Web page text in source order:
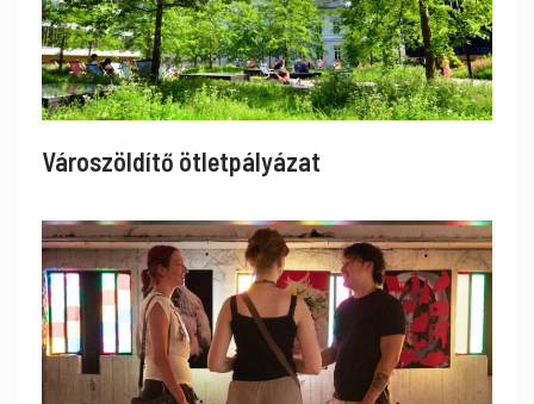
Városzöldítő ötletpályázat